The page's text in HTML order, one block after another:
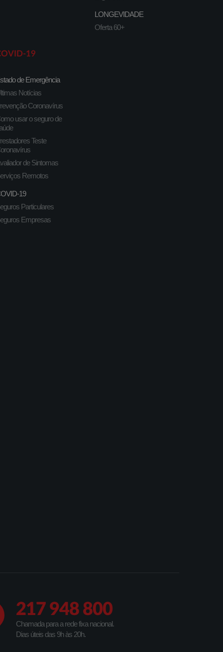
LONGEVIDADE
Oferta 60+
19
de Emergência
Notícias
Coronavírus
usar o seguro de
Teste
de Sintomas
Remotos
19
Particulares
Empresas
217 948 800
Chamada para a rede fixa nacional.
Dias úteis das 9h às 20h.